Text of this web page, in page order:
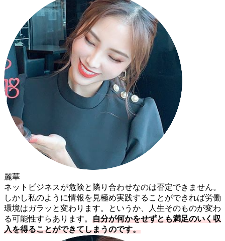
麗華
ネットビジネスが危険と隣り合わせなのは否定できません。
しかし私のように情報を見極め実践することができれば労働
環境はガラッと変わります。というか、人生そのものが変わ
る可能性すらあります。 自分が何かをせずとも満足のいく収
入を得ることができてしまうのです。